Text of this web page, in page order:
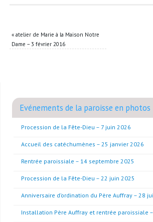
«atelier de Marie à la Maison Notre
Dame – 3 février 2016
Evénements de la paroisse en photos
Procession de la Fête-Dieu – 7 juin 2026
Accueil des catéchumènes – 25 janvier 2026
Rentrée paroissiale – 14 septembre 2025
Procession de la Fête-Dieu – 22 juin 2025
Anniversaire d’ordination du Père Auffray – 28
Installation Père Auffray et rentrée paroissiale